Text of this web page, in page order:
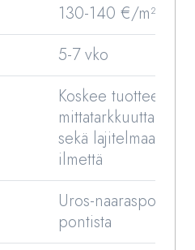
130-140 €/m²
5-7 vko
Koskee tuotteen
sekä lajitelmaa/
ilmettä
Uros-naaraspontti,
pontista